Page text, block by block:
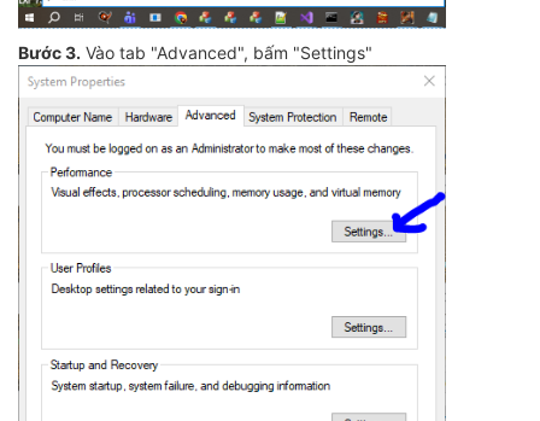
Bước 3. Vào tab "Advanced", bấm "Settings"